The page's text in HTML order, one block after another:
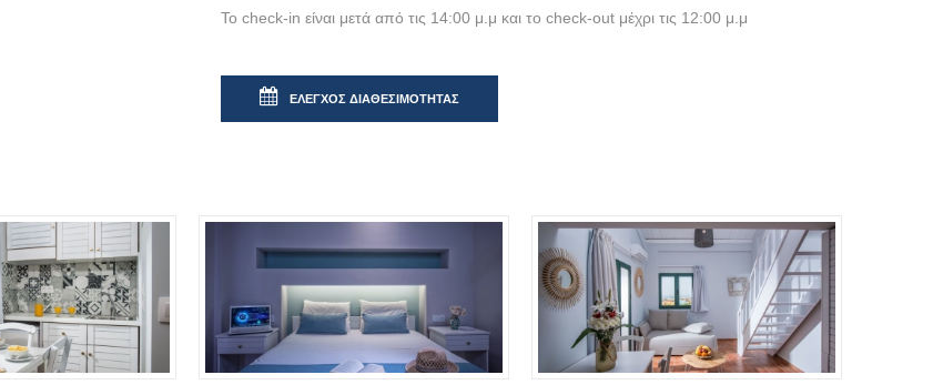
Το check-in είναι μετά από τις 14:00 μ.μ και το check-out μέχρι τις 12:00 μ.μ
ΕΛΕΓΧΟΣ ΔΙΑΘΕΣΙΜΟΤΗΤΑΣ